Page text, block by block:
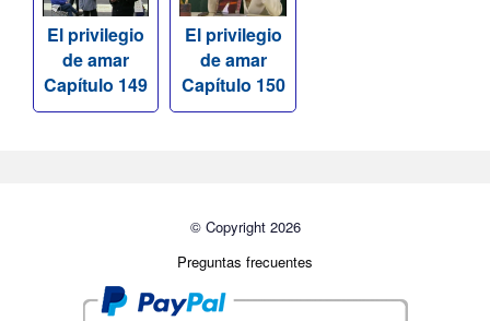
El privilegio
de amar
Capítulo 149
El privilegio
de amar
Capítulo 150
© Copyright 2026
Preguntas frecuentes